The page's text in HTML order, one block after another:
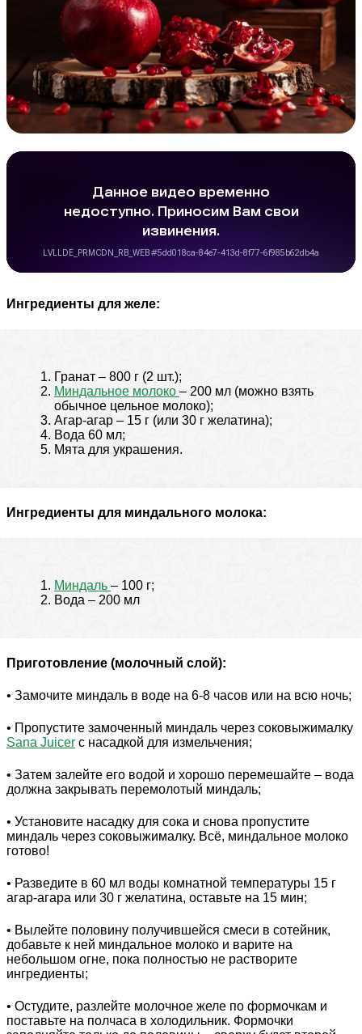
Ингредиенты для желе:
Гранат – 800 г (2 шт.);
Миндальное молоко – 200 мл (можно взять
обычное цельное молоко);
Агар-агар – 15 г (или 30 г желатина);
Вода 60 мл;
Мята для украшения.
Ингредиенты для миндального молока:
Миндаль – 100 г;
Вода – 200 мл
Приготовление (молочный слой):
• Замочите миндаль в воде на 6-8 часов или на всю ночь;
• Пропустите замоченный миндаль через соковыжималку
Sana Juicer с насадкой для измельчения;
• Затем залейте его водой и хорошо перемешайте – вода
должна закрывать перемолотый миндаль;
• Установите насадку для сока и снова пропустите
миндаль через соковыжималку. Всё, миндальное молоко
готово!
• Разведите в 60 мл воды комнатной температуры 15 г
агар-агара или 30 г желатина, оставьте на 15 мин;
• Вылейте половину получившейся смеси в сотейник,
добавьте к ней миндальное молоко и варите на
небольшом огне, пока полностью не растворите
ингредиенты;
• Остудите, разлейте молочное желе по формочкам и
поставьте на полчаса в холодильник. Формочки